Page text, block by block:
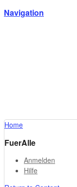
Navigation
Home
FuerAlle
Anmelden
Hilfe